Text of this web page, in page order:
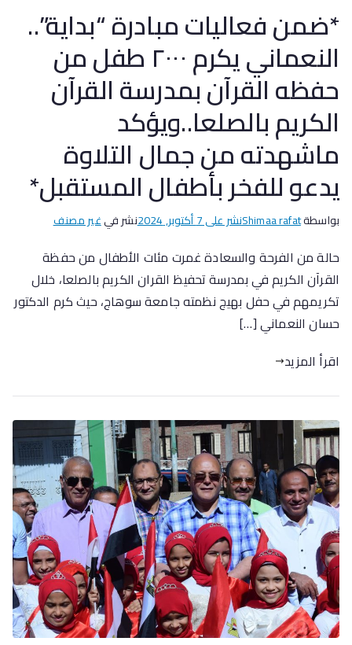
*ضمن فعاليات مبادرة “بداية”..
النعماني يكرم ٢٠٠٠ طفل من
حفظه القرآن بمدرسة القرآن
الكريم بالصلعا..ويؤكد
ماشهدته من جمال التلاوة
يدعو للفخر بأطفال المستقبل*
بواسطةShimaa rafatنشر على7 أكتوبر, 2024 نشر فيغير مصنف
حالة من الفرحة والسعادة غمرت مئات الأطفال من حفظة
القرآن الكريم في بمدرسة تحفيظ القران الكريم بالصلعا، خلال
تكريمهم في حفل بهيج نظمته جامعة سوهاج، حيث كرم الدكتور
حسان النعماني […]
اقرأ المزيد